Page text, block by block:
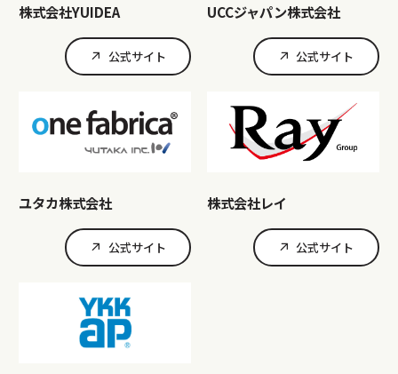
株式会社YUIDEA
公式サイト
UCCジャパン株式会社
公式サイト
ユタカ株式会社
公式サイト
株式会社レイ
公式サイト